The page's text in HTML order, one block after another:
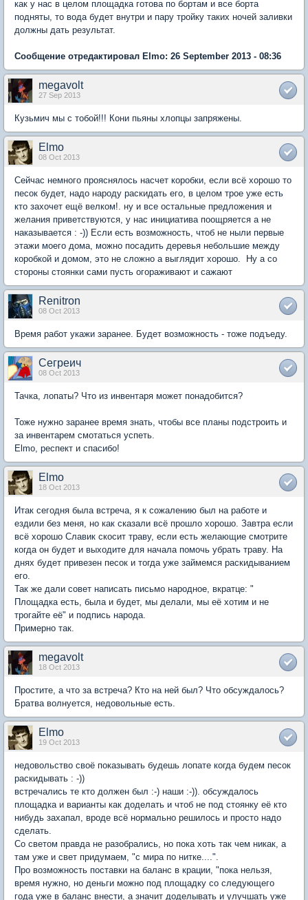
как у нас в целом площадка готова по бортам и все борта
подняты, то вода будет внутри и пару тройку таких ночей заливки
должны дать результат.
Сообщение отредактировал Elmo: 26 September 2013 - 08:36
megavolt
27 Sep 2013
Кузьмич мы с тобой!!! Кони пьяны хлопцы запряжены.
Elmo
08 Oct 2013
Сейчас немного прояснялось насчет коробки, если всё хорошо то
песок будет, надо народу раскидать его, в целом трое уже есть
кто захочет ещё велком!. ну и все остальные предложения и
желания приветствуются, у нас инициатива поощряется а не
наказывается : -)) Если есть возможность, чтоб не ныли первые
этажи моего дома, можно посадить деревья небольшие между
коробкой и домом, это не сложно а выглядит хорошо. Ну а со
стороны стоянки сами пусть огораживают и сажают
Renitron
08 Oct 2013
Время работ укажи заранее. Будет возможность - тоже подъеду.
Сегреич
08 Oct 2013
Тачка, лопаты? Что из инвентаря может понадобится?
Тоже нужно заранее время знать, чтобы все планы подстроить и
за инвентарем смотаться успеть.
Elmo, респект и спасибо!
Elmo
18 Oct 2013
Итак сегодня была встреча, я к сожалению был на работе и
ездили без меня, но как сказали всё прошло хорошо. Завтра если
всё хорошо Славик скосит траву, если есть желающие смотрите
когда он будет и выходите для начала помочь убрать траву. На
днях будет привезен песок и тогда уже займемся раскидыванием
его.
Так же дали совет написать письмо народное, вкратце: "
Площадка есть, была и будет, мы делали, мы её хотим и не
трогайте её" и подпись народа.
Примерно так.
megavolt
18 Oct 2013
Простите, а что за встреча? Кто на ней был? Что обсуждалось?
Братва волнуется, недовольные есть.
Elmo
19 Oct 2013
недовольство своё показывать будешь лопате когда будем песок
раскидывать : -))
встречались те кто должен был :-) наши :-)). обсуждалось
площадка и варианты как доделать и чтоб не под стоянку её кто
нибудь захапал, вроде всё нормально решилось и просто надо
сделать.
Со светом правда не разобрались, но пока хоть так чем никак, а
там уже и свет придумаем, "с мира по нитке....".
Про возможность поставки на баланс в крации, "пока нельзя,
время нужно, но деньги можно под площадку со следующего
года уже в баланс внести, а значит доделывать и улучшать уже